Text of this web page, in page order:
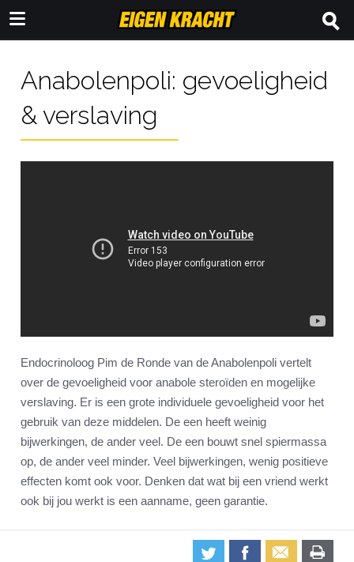
Anabolenpoli: gevoeligheid
& verslaving
Endocrinoloog Pim de Ronde van de Anabolenpoli vertelt
over de gevoeligheid voor anabole steroïden en mogelijke
verslaving. Er is een grote individuele gevoeligheid voor het
gebruik van deze middelen. De een heeft weinig
bijwerkingen, de ander veel. De een bouwt snel spiermassa
op, de ander veel minder. Veel bijwerkingen, wenig positieve
effecten komt ook voor. Denken dat wat bij een vriend werkt
ook bij jou werkt is een aanname, geen garantie.